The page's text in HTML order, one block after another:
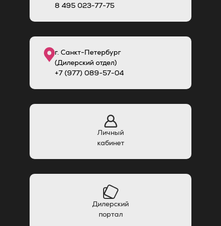
8 495 023-77-75
г. Санкт-Петербург
(Дилерский отдел)
+7 (977) 089-57-04
Личный
кабинет
Дилерский
портал